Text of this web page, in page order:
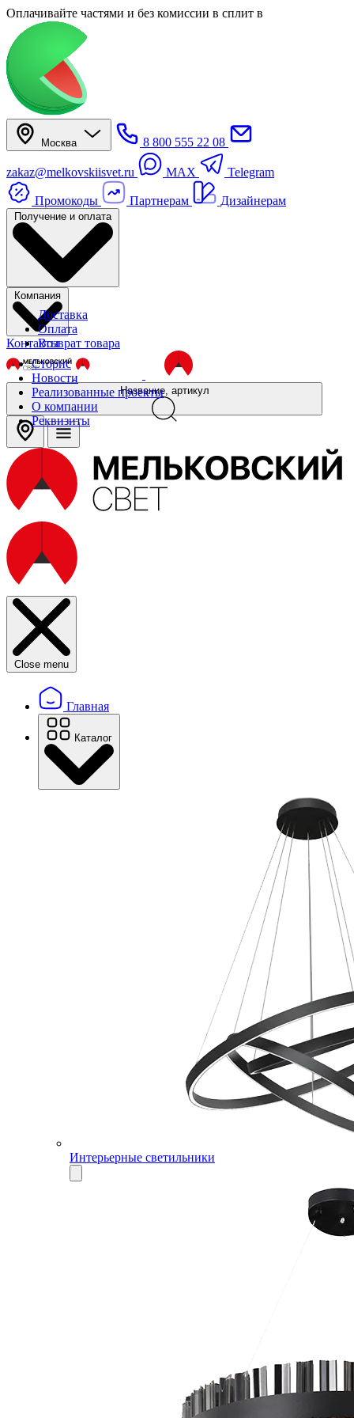
Оплачивайте частями и без комиссии в сплит в
Москва 8 800 555 22 08
zakaz@melkovskiisvet.ru MAX Telegram
Промокоды Партнерам Дизайнерам
Получение и оплата
Доставка
Оплата
Возврат товара
Компания
Сторис
Новости
Реализованные проекты
О компании
Реквизиты
Контакты
Название, артикул
Close menu
Главная
Каталог
Интерьерные светильники